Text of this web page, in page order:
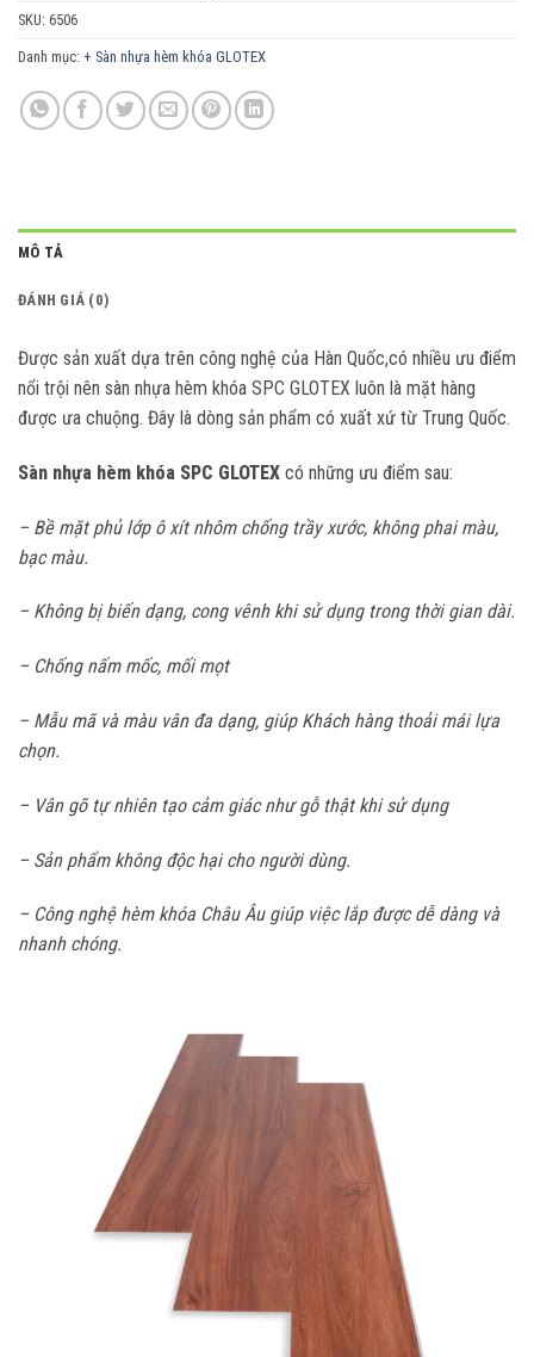
SKU: 6506
Danh mục: + Sàn nhựa hèm khóa GLOTEX
MÔ TẢ
ĐÁNH GIÁ (0)
Được sản xuất dựa trên công nghệ của Hàn Quốc,có nhiều ưu điểm
nổi trội nên sàn nhựa hèm khóa SPC GLOTEX luôn là mặt hàng
được ưa chuộng. Đây là dòng sản phẩm có xuất xứ từ Trung Quốc.
Sàn nhựa hèm khóa SPC GLOTEX có những ưu điểm sau:
– Bề mặt phủ lớp ô xít nhôm chống trầy xước, không phai màu,
bạc màu.
– Không bị biến dạng, cong vênh khi sử dụng trong thời gian dài.
– Chống nấm mốc, mối mọt
– Mẫu mã và màu vân đa dạng, giúp Khách hàng thoải mái lựa
chọn.
– Vân gõ tự nhiên tạo cảm giác như gỗ thật khi sử dụng
– Sản phẩm không độc hại cho người dùng.
– Công nghệ hèm khóa Châu Âu giúp việc lắp được dễ dàng và
nhanh chóng.